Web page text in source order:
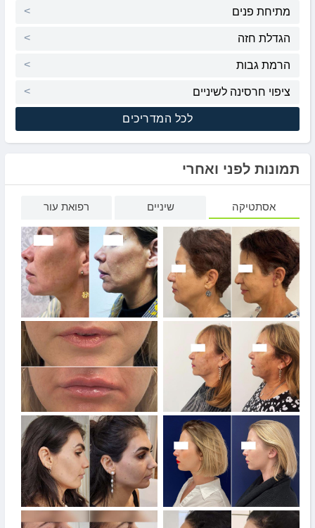
מתיחת פנים
הגדלת חזה
הרמת גבות
ציפוי חרסינה לשיניים
לכל המדריכים
תמונות לפני ואחרי
אסתטיקה שיניים רפואת עור